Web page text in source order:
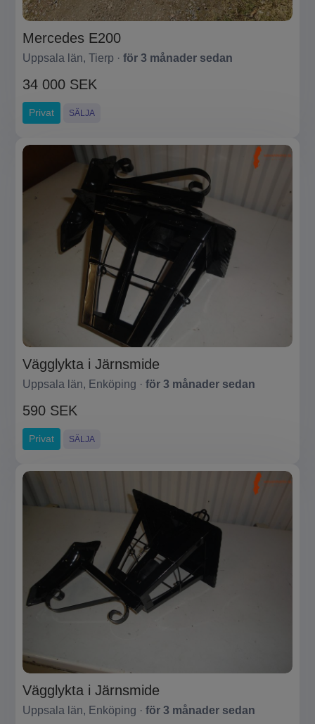
Mercedes E200
Uppsala län, Tierp · för 3 månader sedan
34 000 SEK
Privat SÄLJA
Vägglykta i Järnsmide
Uppsala län, Enköping · för 3 månader sedan
590 SEK
Privat SÄLJA
Vägglykta i Järnsmide
Uppsala län, Enköping · för 3 månader sedan